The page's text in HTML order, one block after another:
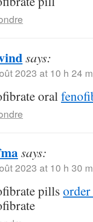
says:
2023 at 10 h 24
oral
says:
2023 at 10 h 30
pills